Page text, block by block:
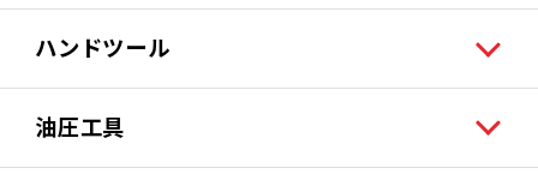
ハンドツール
油圧工具